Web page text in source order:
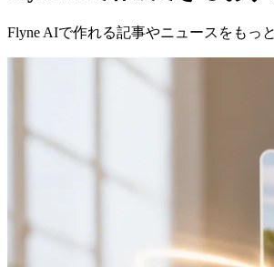
Flyne AIで作れる記事やニュースをもっ